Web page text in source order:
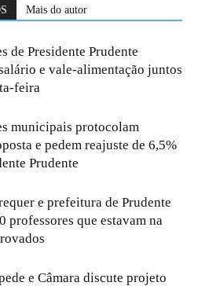
Mais do autor
de Presidente Prudente
e vale-alimentação juntos
feira
municipais protocolam
e pedem reajuste de 6,5%
Prudente
e prefeitura de Prudente
professores que estavam na
e Câmara discute projeto